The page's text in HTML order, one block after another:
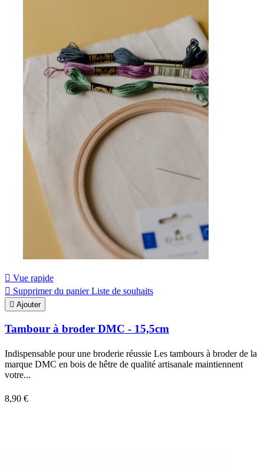
 Vue rapide
 Supprimer du panier Liste de souhaits
 Ajouter
Tambour à broder DMC - 15,5cm
Indispensable pour une broderie réussie Les tambours à broder de la
marque DMC en bois de hêtre de qualité artisanale maintiennent
votre...
8,90 €